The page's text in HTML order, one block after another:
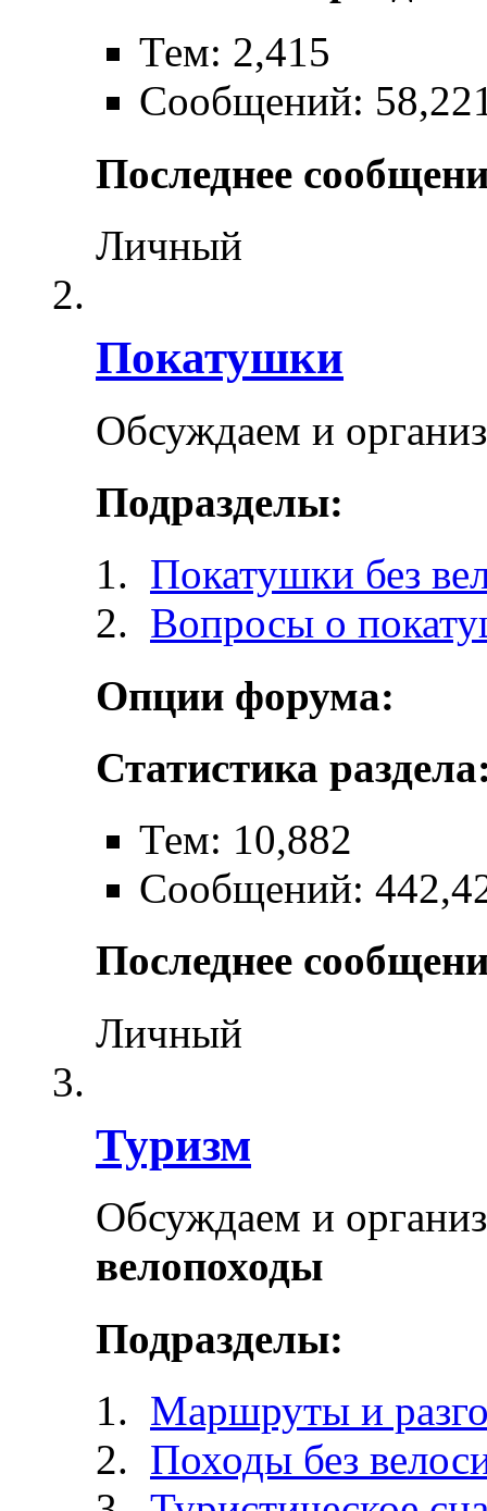
Тем: 2,415
Сообщений:
Последнее
Личный
Покатушки
Обсуждаем и
Подразделы:
Покатушки без
Вопросы о
Опции форума:
Статистика
Тем: 10,882
Сообщений:
Последнее
Личный
Туризм
Обсуждаем и
велопоходы
Подразделы:
Маршруты и
Походы без